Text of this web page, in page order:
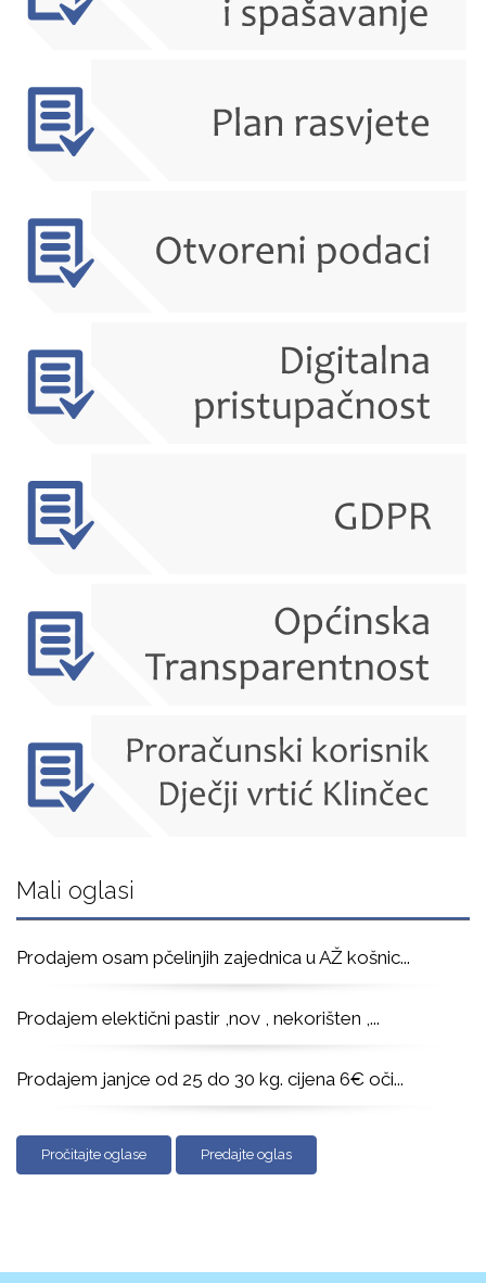
Mali oglasi
Prodajem osam pčelinjih zajednica u AŽ košnic...
Prodajem elektični pastir ,nov , nekorišten , ...
Prodajem janjce od 25 do 30 kg. cijena 6€ oči...
Pročitajte oglase Predajte oglas